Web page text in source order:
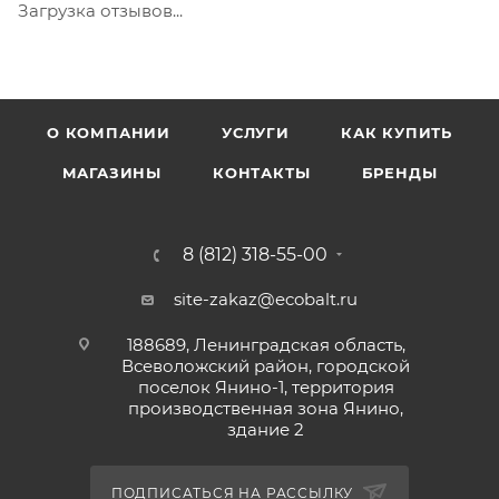
Загрузка отзывов...
О КОМПАНИИ УСЛУГИ КАК КУПИТЬ
МАГАЗИНЫ КОНТАКТЫ БРЕНДЫ
8 (812) 318-55-00
site-zakaz@ecobalt.ru
188689, Ленинградская область,
Всеволожский район, городской
поселок Янино-1, территория
производственная зона Янино,
здание 2
ПОДПИСАТЬСЯ НА РАССЫЛКУ